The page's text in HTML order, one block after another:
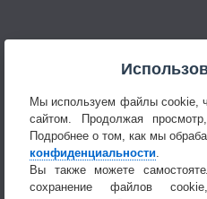
Мы используем файлы cookie,
сайтом. Продолжая
Подробнее о том, как мы
конфиденциальности
Вы также можете
сохранение файлов